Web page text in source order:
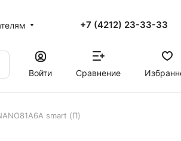
+7 (4212) 23-33-33
Войти
Сравнение
smart (П)